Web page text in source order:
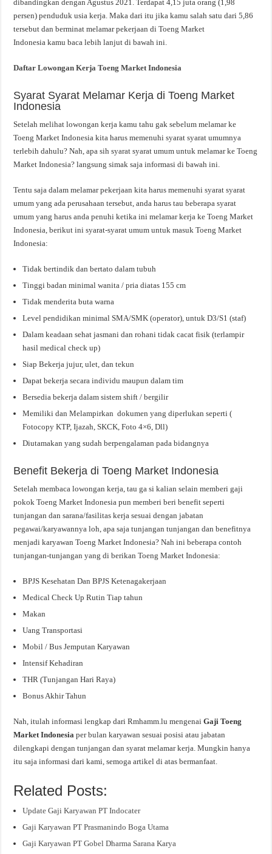
dibandingkan dengan Agustus 2021. Terdapat 4,15 juta orang (1,98
persen) penduduk usia kerja. Maka dari itu jika kamu salah satu dari 5,86
tersebut dan berminat melamar pekerjaan di Toeng Market
Indonesia kamu baca lebih lanjut di bawah ini.
Daftar Lowongan Kerja Toeng Market Indonesia
Syarat Syarat Melamar Kerja di Toeng Market
Indonesia
Setelah melihat lowongan kerja kamu tahu gak sebelum melamar ke
Toeng Market Indonesia kita harus memenuhi syarat syarat umumnya
terlebih dahulu? Nah, apa sih syarat syarat umum untuk melamar ke Toeng
Market Indonesia? langsung simak saja informasi di bawah ini.
Tentu saja dalam melamar pekerjaan kita harus memenuhi syarat syarat
umum yang ada perusahaan tersebut, anda harus tau beberapa syarat
umum yang harus anda penuhi ketika ini melamar kerja ke Toeng Market
Indonesia, berikut ini syarat-syarat umum untuk masuk Toeng Market
Indonesia:
Tidak bertindik dan bertato dalam tubuh
Tinggi badan minimal wanita / pria diatas 155 cm
Tidak menderita buta warna
Level pendidikan minimal SMA/SMK (operator), untuk D3/S1 (staf)
Dalam keadaan sehat jasmani dan rohani tidak cacat fisik (terlampir
hasil medical check up)
Siap Bekerja jujur, ulet, dan tekun
Dapat bekerja secara individu maupun dalam tim
Bersedia bekerja dalam sistem shift / bergilir
Memiliki dan Melampirkan dokumen yang diperlukan seperti (
Fotocopy KTP, Ijazah, SKCK, Foto 4×6, Dll)
Diutamakan yang sudah berpengalaman pada bidangnya
Benefit Bekerja di Toeng Market Indonesia
Setelah membaca lowongan kerja, tau ga si kalian selain memberi gaji
pokok Toeng Market Indonesia pun memberi beri benefit seperti
tunjangan dan sarana/fasilitas kerja sesuai dengan jabatan
pegawai/karyawannya loh, apa saja tunjangan tunjangan dan benefitnya
menjadi karyawan Toeng Market Indonesia? Nah ini beberapa contoh
tunjangan-tunjangan yang di berikan Toeng Market Indonesia:
BPJS Kesehatan Dan BPJS Ketenagakerjaan
Medical Check Up Rutin Tiap tahun
Makan
Uang Transportasi
Mobil / Bus Jemputan Karyawan
Intensif Kehadiran
THR (Tunjangan Hari Raya)
Bonus Akhir Tahun
Nah, itulah informasi lengkap dari Rmhamm.lu mengenaiGaji Toeng
Market Indonesiaper bulan karyawan sesuai posisi atau jabatan
dilengkapi dengan tunjangan dan syarat melamar kerja. Mungkin hanya
itu saja informasi dari kami, semoga artikel di atas bermanfaat.
Related Posts:
Update Gaji Karyawan PT Indocater
Gaji Karyawan PT Prasmanindo Boga Utama
Gaji Karyawan PT Gobel Dharma Sarana Karya